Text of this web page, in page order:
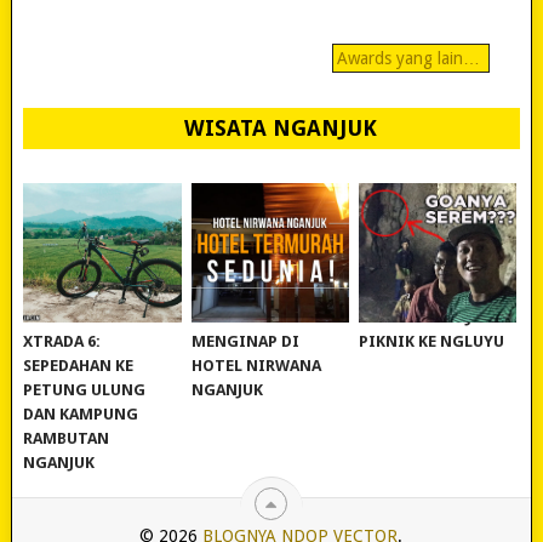
Awards yang lain…
WISATA NGANJUK
REVIEW POLYGON
XTRADA 6:
SEPEDAHAN KE
PETUNG ULUNG
DAN KAMPUNG
RAMBUTAN
NGANJUK
MURAH BANGET!
MENGINAP DI
HOTEL NIRWANA
NGANJUK
WISATA NGANJUK:
PIKNIK KE NGLUYU
© 2026 BLOGNYA NDOP VECTOR.